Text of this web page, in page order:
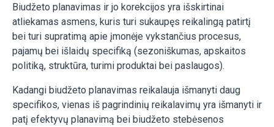
Biudžeto planavimas ir jo korekcijos yra išskirtinai
atliekamas asmens, kuris turi sukaupęs reikalingą patirtį
bei turi supratimą apie įmonėje vykstančius procesus,
pajamų bei išlaidų specifiką (sezoniškumas, apskaitos
politiką, struktūra, turimi produktai bei paslaugos).
Kadangi biudžeto planavimas reikalauja išmanyti daug
specifikos, vienas iš pagrindinių reikalavimų yra išmanyti ir
patį efektyvų planavimą bei biudžeto stebėsenos